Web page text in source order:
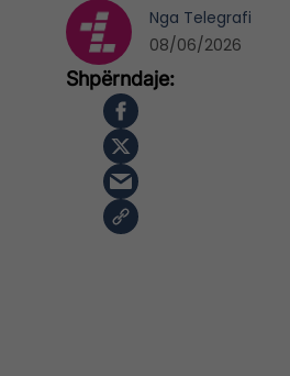
Nga Telegrafi
08/06/2026